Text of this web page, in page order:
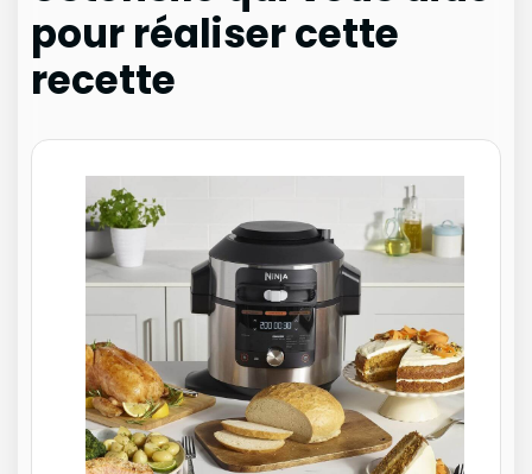
pour réaliser cette
recette